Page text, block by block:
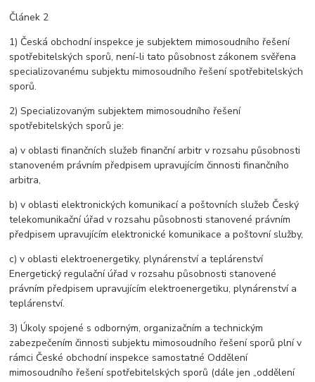
Článek 2
1) Česká obchodní inspekce je subjektem mimosoudního řešení
spotřebitelských sporů, není-li tato působnost zákonem svěřena
specializovanému subjektu mimosoudního řešení spotřebitelských
sporů.
2) Specializovaným subjektem mimosoudního řešení
spotřebitelských sporů je:
a) v oblasti finančních služeb finanční arbitr v rozsahu působnosti
stanoveném právním předpisem upravujícím činnosti finančního
arbitra,
b) v oblasti elektronických komunikací a poštovních služeb Český
telekomunikační úřad v rozsahu působnosti stanovené právním
předpisem upravujícím elektronické komunikace a poštovní služby,
c) v oblasti elektroenergetiky, plynárenství a teplárenství
Energetický regulační úřad v rozsahu působnosti stanovené
právním předpisem upravujícím elektroenergetiku, plynárenství a
teplárenství.
3) Úkoly spojené s odborným, organizačním a technickým
zabezpečením činnosti subjektu mimosoudního řešení sporů plní v
rámci České obchodní inspekce samostatné Oddělení
mimosoudního řešení spotřebitelských sporů (dále jen „oddělení